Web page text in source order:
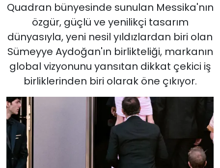
Quadran bünyesinde sunulan Messika'nın
özgür, güçlü ve yenilikçi tasarım
dünyasıyla, yeni nesil yıldızlardan biri olan
Sümeyye Aydoğan'ın birlikteliği, markanın
global vizyonunu yansıtan dikkat çekici iş
birliklerinden biri olarak öne çıkıyor.